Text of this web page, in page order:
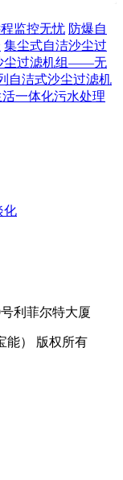
监控无忧 防爆自
集尘式自洁沙尘过
尘过滤机组——无
自洁式沙尘过滤机
活一体化污水处理
化
利菲尔特大厦
能） 版权所有